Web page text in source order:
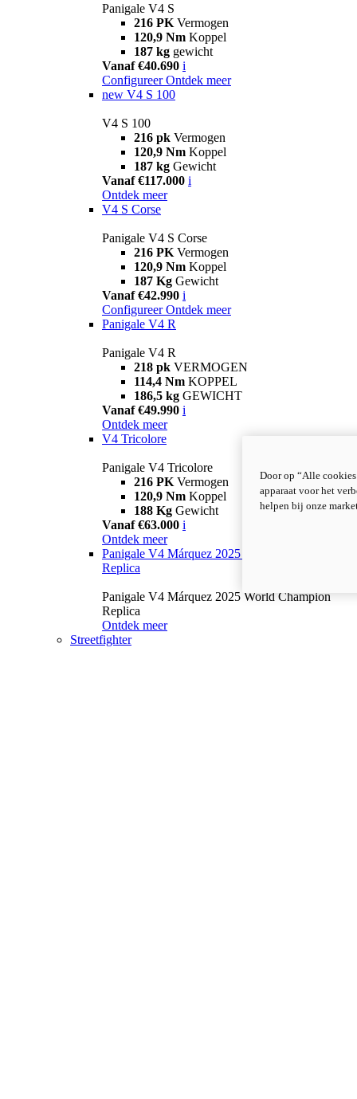
Panigale V4 S
216 PK Vermogen
120,9 Nm Koppel
187 kg gewicht
Vanaf €40.690 i
Configureer Ontdek meer
new V4 S 100
V4 S 100
216 pk Vermogen
120,9 Nm Koppel
187 kg Gewicht
Vanaf €117.000 i
Ontdek meer
V4 S Corse
Panigale V4 S Corse
216 PK Vermogen
120,9 Nm Koppel
187 Kg Gewicht
Vanaf €42.990 i
Configureer Ontdek meer
Panigale V4 R
Panigale V4 R
218 pk VERMOGEN
114,4 Nm KOPPEL
186,5 kg GEWICHT
Vanaf €49.990 i
Ontdek meer
V4 Tricolore
Panigale V4 Tricolore
216 PK Vermogen
120,9 Nm Koppel
188 Kg Gewicht
Vanaf €63.000 i
Ontdek meer
Panigale V4 Márquez 2025 World Champion
Replica
Panigale V4 Márquez 2025 World Champion
Replica
Ontdek meer
Streetfighter
Door op “Alle
apparaat voor het
helpen bij onze